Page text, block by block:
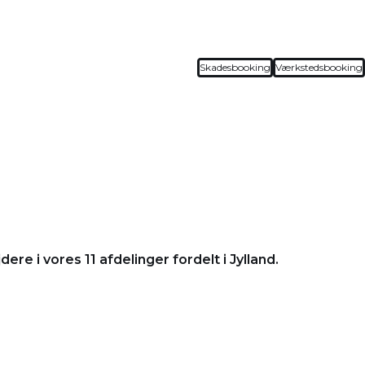
Skadesbooking Værkstedsbooking
i vores 11 afdelinger fordelt i Jylland.